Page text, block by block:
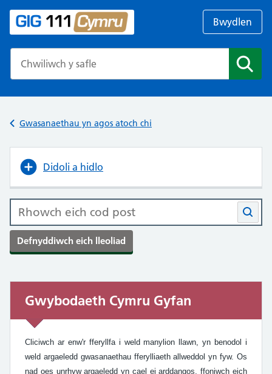
Bwydlen
Gwasanaethau yn agos atoch chi
Didoli a hidlo
Gwybodaeth Cymru Gyfan
Gwybodaeth Cymru Gyfan
Cliciwch ar enw'r fferyllfa i weld manylion llawn, yn benodol i
weld argaeledd gwasanaethau fferylliaeth allweddol yn fyw. Os
nad oes unrhyw argaeledd yn cael ei arddangos, ffoniwch eich